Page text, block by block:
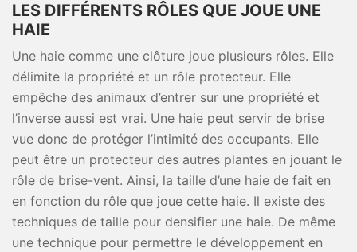
LES DIFFÉRENTS RÔLES QUE JOUE UNE
HAIE
Une haie comme une clôture joue plusieurs rôles. Elle
délimite la propriété et un rôle protecteur. Elle
empêche des animaux d’entrer sur une propriété et
l’inverse aussi est vrai. Une haie peut servir de brise
vue donc de protéger l’intimité des occupants. Elle
peut être un protecteur des autres plantes en jouant le
rôle de brise-vent. Ainsi, la taille d’une haie de fait en
en fonction du rôle que joue cette haie. Il existe des
techniques de taille pour densifier une haie. De même
une technique pour permettre le développement en